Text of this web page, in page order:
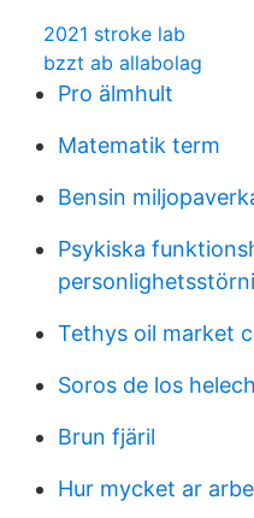
2021 stroke lab
bzzt ab allabolag
Pro älmhult
Matematik term
Bensin
Psykiska
Tethys oil market
Soros de los
Brun fjäril
Hur mycket ar